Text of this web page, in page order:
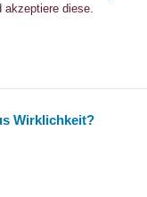
diese.
Wirklichkeit?